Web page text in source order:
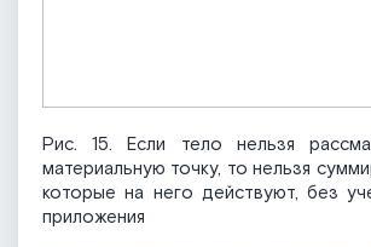
Рис. 15. Если тело нельзя
материальную точку, то нельзя
которые на него действуют, без
приложения